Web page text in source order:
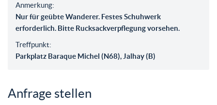
Anmerkung:
Nur für geübte Wanderer. Festes Schuhwerk
erforderlich. Bitte Rucksackverpflegung vorsehen.
Treffpunkt:
Parkplatz Baraque Michel (N68), Jalhay (B)
Anfrage stellen